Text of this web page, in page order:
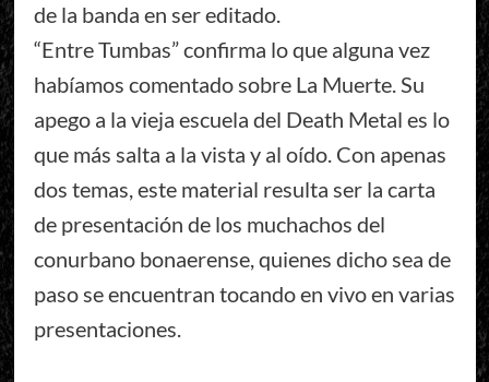
de la banda en ser editado.
“Entre Tumbas” confirma lo que alguna vez
habíamos comentado sobre La Muerte. Su
apego a la vieja escuela del Death Metal es lo
que más salta a la vista y al oído. Con apenas
dos temas, este material resulta ser la carta
de presentación de los muchachos del
conurbano bonaerense, quienes dicho sea de
paso se encuentran tocando en vivo en varias
presentaciones.